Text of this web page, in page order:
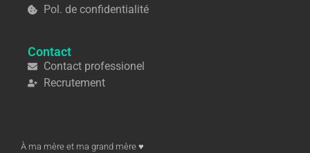
Pol. de confidentialité
Contact
Contact professionel
Recrutement
À ma mère et ma grand mère ♥︎